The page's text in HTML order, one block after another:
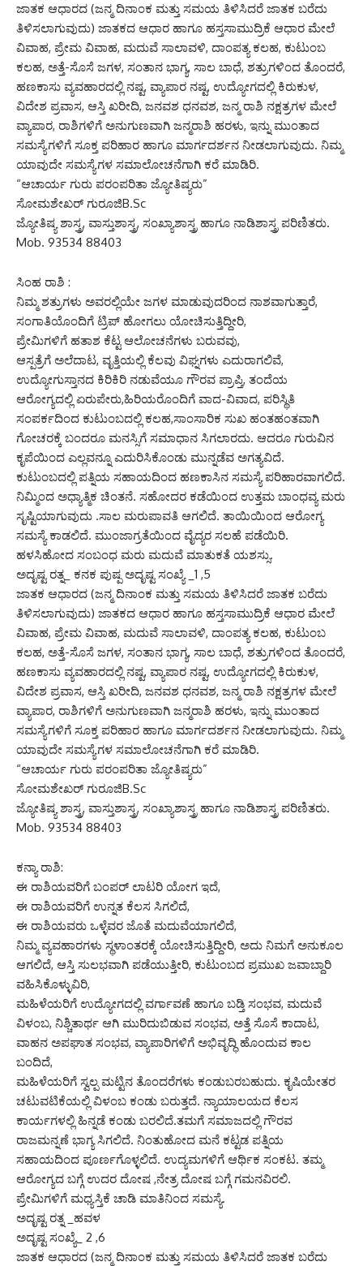
ಜಾತಕ ಆಧಾರದ (ಜನ್ಮ ದಿನಾಂಕ ಮತ್ತು ಸಮಯ ತಿಳಿಸಿದರೆ ಜಾತಕ ಬರೆದು
ತಿಳಿಸಲಾಗುವುದು) ಜಾತಕದ ಆಧಾರ ಹಾಗೂ ಹಸ್ತಸಾಮುದ್ರಿಕೆ ಆಧಾರ ಮೇಲೆ
ವಿವಾಹ, ಪ್ರೇಮ ವಿವಾಹ, ಮದುವೆ ಸಾಲಾವಳಿ, ದಾಂಪತ್ಯ ಕಲಹ, ಕುಟುಂಬ
ಕಲಹ, ಅತ್ತೆ-ಸೊಸೆ ಜಗಳ, ಸಂತಾನ ಭಾಗ್ಯ, ಸಾಲ ಬಾಧೆ, ಶತ್ರುಗಳಿಂದ ತೊಂದರೆ,
ಹಣಕಾಸು ವ್ಯವಹಾರದಲ್ಲಿ ನಷ್ಟ, ವ್ಯಾಪಾರ ನಷ್ಟ, ಉದ್ಯೋಗದಲ್ಲಿ ಕಿರುಕುಳ,
ವಿದೇಶ ಪ್ರವಾಸ, ಆಸ್ತಿ ಖರೀದಿ, ಜನವಶ ಧನವಶ, ಜನ್ಮ ರಾಶಿ ನಕ್ಷತ್ರಗಳ ಮೇಲೆ
ವ್ಯಾಪಾರ, ರಾಶಿಗಳಿಗೆ ಅನುಗುಣವಾಗಿ ಜನ್ಮರಾಶಿ ಹರಳು, ಇನ್ನು ಮುಂತಾದ
ಸಮಸ್ಯೆಗಳಿಗೆ ಸೂಕ್ತ ಪರಿಹಾರ ಹಾಗೂ ಮಾರ್ಗದರ್ಶನ ನೀಡಲಾಗುವುದು. ನಿಮ್ಮ
ಯಾವುದೇ ಸಮಸ್ಯೆಗಳ ಸಮಾಲೋಚನೆಗಾಗಿ ಕರೆ ಮಾಡಿರಿ.
“ಆಚಾರ್ಯ ಗುರು ಪರಂಪರಿತಾ ಜ್ಯೋತಿಷ್ಯರು”
ಸೋಮಶೇಖರ್ ಗುರೂಜಿB.Sc
ಜ್ಯೋತಿಷ್ಯ ಶಾಸ್ತ್ರ, ವಾಸ್ತುಶಾಸ್ತ್ರ, ಸಂಖ್ಯಾಶಾಸ್ತ್ರ ಹಾಗೂ ನಾಡಿಶಾಸ್ತ್ರ ಪರಿಣಿತರು.
Mob. 93534 88403
ಸಿಂಹ ರಾಶಿ :
ನಿಮ್ಮ ಶತ್ರುಗಳು ಅವರಲ್ಲಿಯೇ ಜಗಳ ಮಾಡುವುದರಿಂದ ನಾಶವಾಗುತ್ತಾರೆ,
ಸಂಗಾತಿಯೊಂದಿಗೆ ಟ್ರಿಪ್ ಹೋಗಲು ಯೋಚಿಸುತ್ತಿದ್ದೀರಿ,
ಪ್ರೇಮಿಗಳಿಗೆ ಹತಾಶ ಕೆಟ್ಟ ಆಲೋಚನೆಗಳು ಬರುವವು,
ಆಸ್ಪತ್ರೆಗೆ ಅಲೆದಾಟ, ವೃತ್ತಿಯಲ್ಲಿ ಕೆಲವು ವಿಘ್ನಗಳು ಎದುರಾಗಲಿವೆ,
ಉದ್ಯೋಗುಸ್ತಾನದ ಕಿರಿಕಿರಿ ನಡುವೆಯೂ ಗೌರವ ಪ್ರಾಪ್ತಿ, ತಂದೆಯ
ಆರೋಗ್ಯದಲ್ಲಿ ಏರುಪೇರು,ಹಿರಿಯರೊಂದಿಗೆ ವಾದ-ವಿವಾದ, ಪರಿಸ್ಥಿತಿ
ಸಂಪರ್ಕದಿಂದ ಕುಟುಂಬದಲ್ಲಿ ಕಲಹ,ಸಾಂಸಾರಿಕ ಸುಖ ಹಂತಹಂತವಾಗಿ
ಗೋಚರಕ್ಕೆ ಬಂದರೂ ಮನಸ್ಸಿಗೆ ಸಮಾಧಾನ ಸಿಗಲಾರದು. ಆದರೂ ಗುರುವಿನ
ಕೃಪೆಯಿಂದ ಎಲ್ಲವನ್ನೂ ಎದುರಿಸಿಕೊಂಡು ಮುನ್ನಡೆವ ಅಗತ್ಯವಿದೆ.
ಕುಟುಂಬದಲ್ಲಿ ಪತ್ನಿಯ ಸಹಾಯದಿಂದ ಹಣಕಾಸಿನ ಸಮಸ್ಯೆ ಪರಿಹಾರವಾಗಲಿದೆ.
ನಿಮ್ಮಿಂದ ಅಧ್ಯಾತ್ಮಿಕ ಚಿಂತನೆ. ಸಹೋದರ ಕಡೆಯಿಂದ ಉತ್ತಮ ಬಾಂಧವ್ಯ ಮರು
ಸೃಷ್ಟಿಯಾಗುವುದು .ಸಾಲ ಮರುಪಾವತಿ ಆಗಲಿದೆ. ತಾಯಿಯಿಂದ ಆರೋಗ್ಯ
ಸಮಸ್ಯೆ ಕಾಡಲಿದೆ. ಮುಂಜಾಗ್ರತೆಯಿಂದ ವೈದ್ಯರ ಸಲಹೆ ಪಡೆಯಿರಿ.
ಹಳಸಿಹೋದ ಸಂಬಂಧ ಮರು ಮದುವೆ ಮಾತುಕತೆ ಯಶಸ್ಸು.
ಅದೃಷ್ಟ ರತ್ನ_ ಕನಕ ಪುಷ್ಪ ಅದೃಷ್ಟ ಸಂಖ್ಯೆ _1 ,5
ಜಾತಕ ಆಧಾರದ (ಜನ್ಮ ದಿನಾಂಕ ಮತ್ತು ಸಮಯ ತಿಳಿಸಿದರೆ ಜಾತಕ ಬರೆದು
ತಿಳಿಸಲಾಗುವುದು) ಜಾತಕದ ಆಧಾರ ಹಾಗೂ ಹಸ್ತಸಾಮುದ್ರಿಕೆ ಆಧಾರ ಮೇಲೆ
ವಿವಾಹ, ಪ್ರೇಮ ವಿವಾಹ, ಮದುವೆ ಸಾಲಾವಳಿ, ದಾಂಪತ್ಯ ಕಲಹ, ಕುಟುಂಬ
ಕಲಹ, ಅತ್ತೆ-ಸೊಸೆ ಜಗಳ, ಸಂತಾನ ಭಾಗ್ಯ, ಸಾಲ ಬಾಧೆ, ಶತ್ರುಗಳಿಂದ ತೊಂದರೆ,
ಹಣಕಾಸು ವ್ಯವಹಾರದಲ್ಲಿ ನಷ್ಟ, ವ್ಯಾಪಾರ ನಷ್ಟ, ಉದ್ಯೋಗದಲ್ಲಿ ಕಿರುಕುಳ,
ವಿದೇಶ ಪ್ರವಾಸ, ಆಸ್ತಿ ಖರೀದಿ, ಜನವಶ ಧನವಶ, ಜನ್ಮ ರಾಶಿ ನಕ್ಷತ್ರಗಳ ಮೇಲೆ
ವ್ಯಾಪಾರ, ರಾಶಿಗಳಿಗೆ ಅನುಗುಣವಾಗಿ ಜನ್ಮರಾಶಿ ಹರಳು, ಇನ್ನು ಮುಂತಾದ
ಸಮಸ್ಯೆಗಳಿಗೆ ಸೂಕ್ತ ಪರಿಹಾರ ಹಾಗೂ ಮಾರ್ಗದರ್ಶನ ನೀಡಲಾಗುವುದು. ನಿಮ್ಮ
ಯಾವುದೇ ಸಮಸ್ಯೆಗಳ ಸಮಾಲೋಚನೆಗಾಗಿ ಕರೆ ಮಾಡಿರಿ.
“ಆಚಾರ್ಯ ಗುರು ಪರಂಪರಿತಾ ಜ್ಯೋತಿಷ್ಯರು”
ಸೋಮಶೇಖರ್ ಗುರೂಜಿB.Sc
ಜ್ಯೋತಿಷ್ಯ ಶಾಸ್ತ್ರ, ವಾಸ್ತುಶಾಸ್ತ್ರ, ಸಂಖ್ಯಾಶಾಸ್ತ್ರ ಹಾಗೂ ನಾಡಿಶಾಸ್ತ್ರ ಪರಿಣಿತರು.
Mob. 93534 88403
ಕನ್ಯಾ ರಾಶಿ:
ಈ ರಾಶಿಯವರಿಗೆ ಬಂಪರ್ ಲಾಟರಿ ಯೋಗ ಇದೆ,
ಈ ರಾಶಿಯವರಿಗೆ ಉನ್ನತ ಕೆಲಸ ಸಿಗಲಿದೆ,
ಈ ರಾಶಿಯವರು ಒಳ್ಳೆವರ ಜೊತೆ ಮದುವೆಯಾಗಲಿದೆ,
ನಿಮ್ಮ ವ್ಯವಹಾರಗಳು ಸ್ಥಳಾಂತರಕ್ಕೆ ಯೋಚಿಸುತ್ತಿದ್ದೀರಿ, ಅದು ನಿಮಗೆ ಅನುಕೂಲ
ಆಗಲಿದೆ, ಆಸ್ತಿ ಸುಲಭವಾಗಿ ಪಡೆಯುತ್ತೀರಿ, ಕುಟುಂಬದ ಪ್ರಮುಖ ಜವಾಬ್ದಾರಿ
ವಹಿಸಿಕೊಳ್ಳುವಿರಿ,
ಮಹಿಳೆಯರಿಗೆ ಉದ್ಯೋಗದಲ್ಲಿ ವರ್ಗಾವಣೆ ಹಾಗೂ ಬಡ್ತಿ ಸಂಭವ, ಮದುವೆ
ವಿಳಂಬ, ನಿಶ್ಚಿತಾರ್ಥ ಆಗಿ ಮುರಿದುಬಿಡುವ ಸಂಭವ, ಅತ್ತೆ ಸೊಸೆ ಕಾದಾಟ,
ವಾಹನ ಅಪಘಾತ ಸಂಭವ, ವ್ಯಾಪಾರಿಗಳಿಗೆ ಅಭಿವೃದ್ಧಿ ಹೊಂದುವ ಕಾಲ
ಬಂದಿದೆ,
ಮಹಿಳೆಯರಿಗೆ ಸ್ವಲ್ಪ ಮಟ್ಟಿನ ತೊಂದರೆಗಳು ಕಂಡುಬರಬಹುದು. ಕೃಷಿಯೇತರ
ಚಟುವಟಿಕೆಯಲ್ಲಿ ವಿಳಂಬ ಕಂಡು ಬರುತ್ತದೆ. ನ್ಯಾಯಾಲಯದ ಕೆಲಸ
ಕಾರ್ಯಗಳಲ್ಲಿ ಹಿನ್ನಡೆ ಕಂಡು ಬರಲಿದೆ.ತಮಗೆ ಸಮಾಜದಲ್ಲಿ ಗೌರವ
ರಾಜಮನ್ನಣೆ ಭಾಗ್ಯ ಸಿಗಲಿದೆ. ನಿಂತುಹೋದ ಮನೆ ಕಟ್ಟಡ ಪತ್ನಿಯ
ಸಹಾಯದಿಂದ ಪೂರ್ಣಗೊಳ್ಳಲಿದೆ. ಉದ್ಯಮಗಳಿಗೆ ಆರ್ಥಿಕ ಸಂಕಟ. ತಮ್ಮ
ಆರೋಗ್ಯದ ಬಗ್ಗೆ ಉದರ ದೋಷ ,ನೇತ್ರ ದೋಷ ಬಗ್ಗೆ ಗಮನವಿರಲಿ.
ಪ್ರೇಮಿಗಳಿಗೆ ಮಧ್ಯಸ್ತಿಕೆ ಚಾಡಿ ಮಾತಿನಿಂದ ಸಮಸ್ಯೆ.
ಅದೃಷ್ಟ ರತ್ನ _ಹವಳ
ಅದೃಷ್ಟ ಸಂಖ್ಯೆ_ 2 ,6
ಜಾತಕ ಆಧಾರದ (ಜನ್ಮ ದಿನಾಂಕ ಮತ್ತು ಸಮಯ ತಿಳಿಸಿದರೆ ಜಾತಕ ಬರೆದು